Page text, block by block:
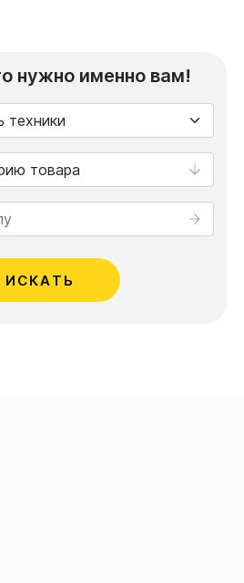
нужно именно вам!
ИСКАТЬ